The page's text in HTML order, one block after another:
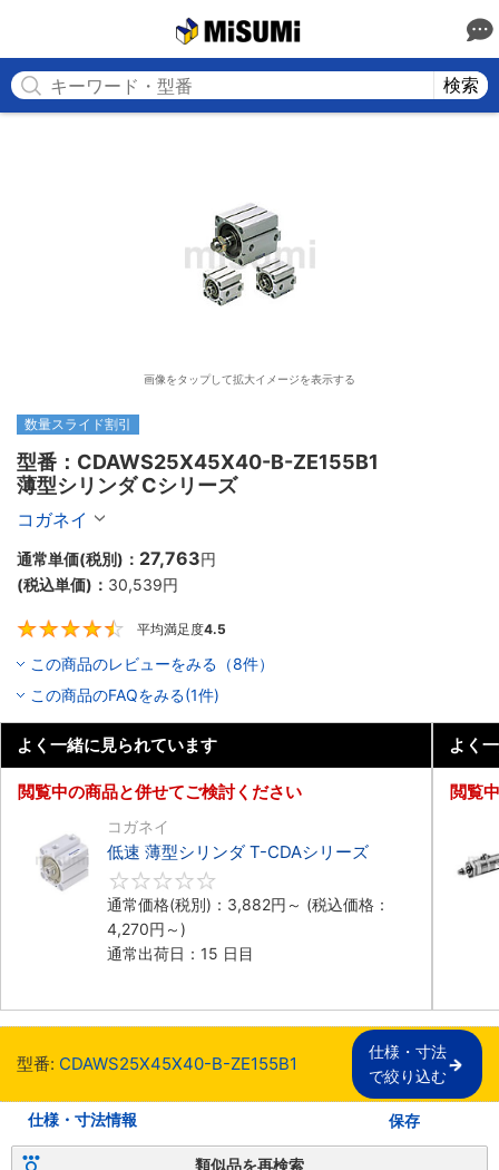
検索
画像をタップして拡大イメージを表示する
数量スライド割引
型番：CDAWS25X45X40-B-ZE155B1
薄型シリンダ Cシリーズ
コガネイ
通常単価(税別)： 27,763円
(税込単価)： 30,539円
平均満足度4.5
この商品のレビューをみる（8件）
この商品のFAQをみる(1件)
よく一緒に見られています
閲覧中の商品と併せてご検討ください
コガネイ
低速 薄型シリンダ T-CDAシリーズ
通常価格(税別)： 3,882円 ～ (税込価格：
4,270円 ～)
通常出荷日：15 日目
よく
閲覧
型番: CDAWS25X45X40-B-ZE155B1
仕様・寸法
で絞り込む
仕様・寸法情報 保存
類似品を再検索